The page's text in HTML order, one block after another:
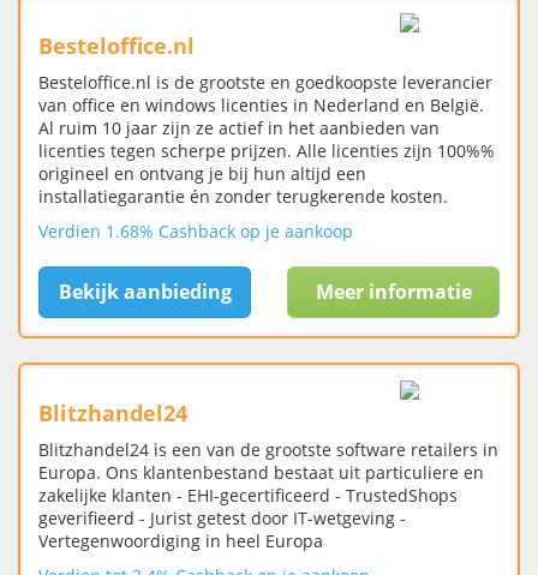
Besteloffice.nl
Besteloffice.nl is de grootste en goedkoopste leverancier
van office en windows licenties in Nederland en België.
Al ruim 10 jaar zijn ze actief in het aanbieden van
licenties tegen scherpe prijzen. Alle licenties zijn 100%%
origineel en ontvang je bij hun altijd een
installatiegarantie én zonder terugkerende kosten.
Verdien 1.68% Cashback op je aankoop
Bekijk aanbieding Meer informatie
Blitzhandel24
Blitzhandel24 is een van de grootste software retailers in
Europa. Ons klantenbestand bestaat uit particuliere en
zakelijke klanten - EHI-gecertificeerd - TrustedShops
geverifieerd - Jurist getest door IT-wetgeving -
Vertegenwoordiging in heel Europa